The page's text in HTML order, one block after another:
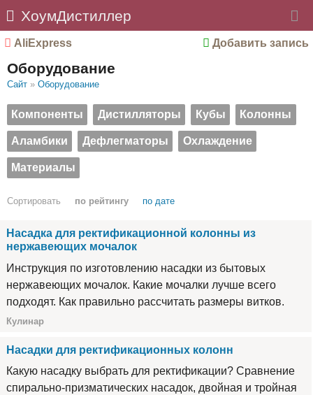
ХоумДистиллер
AliExpress Добавить запись
Оборудование
Сайт» Оборудование
Компоненты Дистилляторы Кубы Колонны
Аламбики Дефлегматоры Охлаждение
Материалы
Сортировать по рейтингу по дате
Насадка для ректификационной колонны из
нержавеющих мочалок
Инструкция по изготовлению насадки из бытовых
нержавеющих мочалок. Какие мочалки лучше всего
подходят. Как правильно рассчитать размеры витков.
Кулинар
Насадки для ректификационных колонн
Какую насадку выбрать для ректификации? Сравнение
спирально-призматических насадок, двойная и тройная